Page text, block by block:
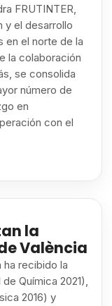
FRUTINTER,
y el desarrollo
en el norte de la
la colaboración
se consolida
número de
en
con el
la
València
ha recibido la
Química 2021),
2016) y